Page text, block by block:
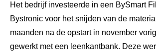
Het bedrijf investeerde in een BySmart
Bystronic voor het snijden van de
maanden na de opstart in november
gewerkt met een leenkantbank. Deze